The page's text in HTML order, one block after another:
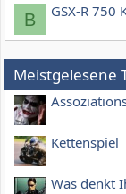
B GSX-R 750
Meistgelesene
Kettenspiel
Was denkt